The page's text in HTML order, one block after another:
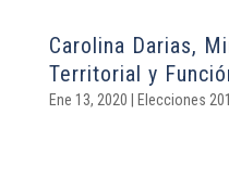
Carolina Darias,
Territorial y
Ene 13, 2020 Elecciones